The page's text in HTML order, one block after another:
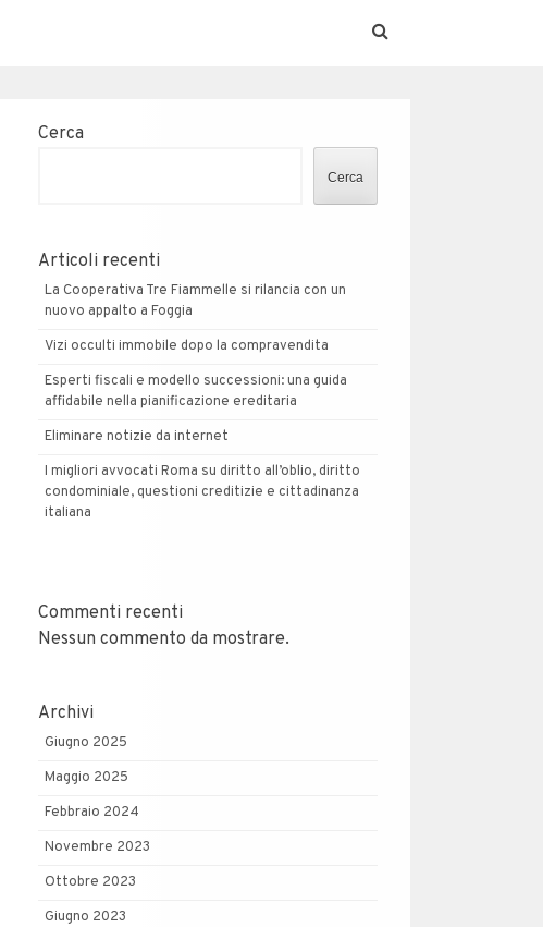
Cerca
Cerca
Articoli recenti
La Cooperativa Tre Fiammelle si rilancia con un
nuovo appalto a Foggia
Vizi occulti immobile dopo la compravendita
Esperti fiscali e modello successioni: una guida
affidabile nella pianificazione ereditaria
Eliminare notizie da internet
I migliori avvocati Roma su diritto all’oblio, diritto
condominiale, questioni creditizie e cittadinanza
italiana
Commenti recenti
Nessun commento da mostrare.
Archivi
Giugno 2025
Maggio 2025
Febbraio 2024
Novembre 2023
Ottobre 2023
Giugno 2023